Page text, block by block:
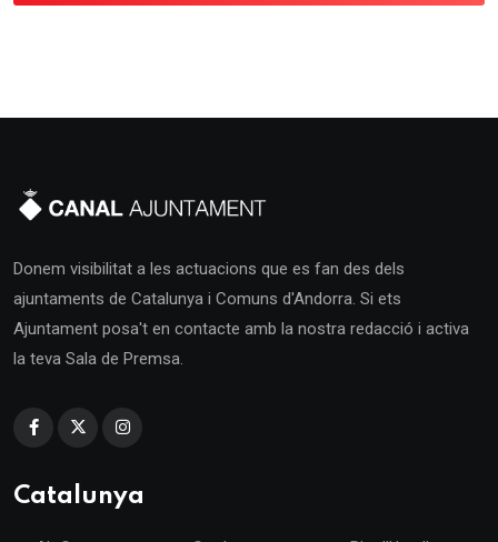
Donem visibilitat a les actuacions que es fan des dels
ajuntaments de Catalunya i Comuns d'Andorra. Si ets
Ajuntament posa't en contacte amb la nostra redacció i activa
la teva Sala de Premsa.
Catalunya